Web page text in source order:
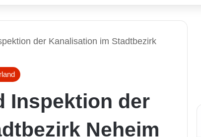
der Kanalisation im Stadtbezirk
Inspektion der
Neheim